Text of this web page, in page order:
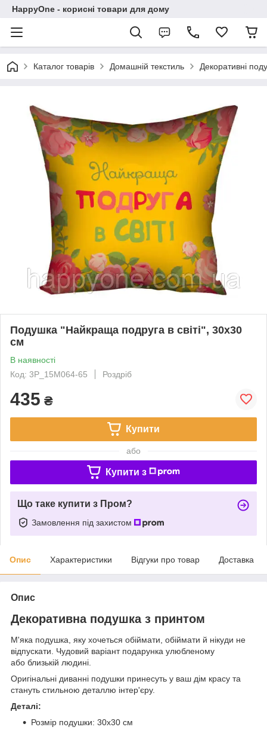
HappyOne - корисні товари для дому
Каталог товарів Домашній текстиль Декоративні
Подушка "Найкраща подруга в світі", 30х30
см
В наявності
Код: 3P_15M064-65
Роздріб
435 ₴
Купити
або
Купити з
Що таке купити з Пром?
Замовлення під захистом
Опис Характеристики Відгуки про товар Доставка
Опис
Декоративна подушка з принтом
М'яка подушка, яку хочеться обіймати, обіймати й нікуди не
відпускати. Чудовий варіант подарунка улюбленому
або близькій людині.
Оригінальні диванні подушки принесуть у ваш дім красу та
стануть стильною деталлю інтер'єру.
Деталі:
Розмір подушки: 30х30 см